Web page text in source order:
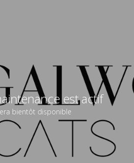
est actif
bientôt disponible